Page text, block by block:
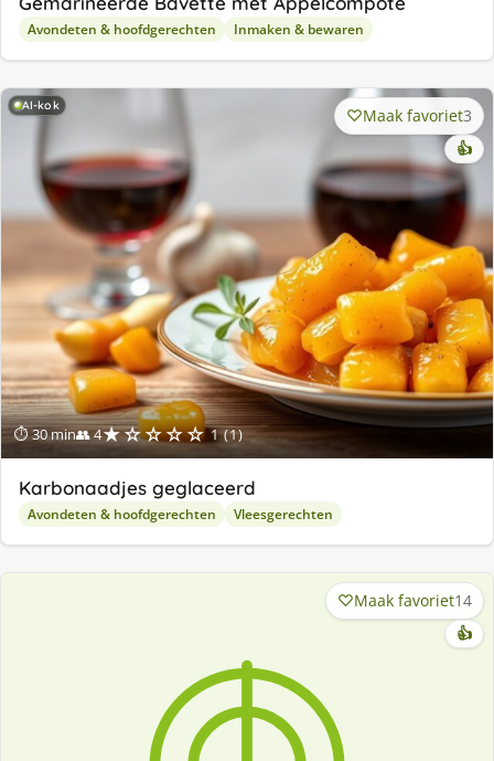
Avondeten & hoofdgerechten Inmaken & bewaren
AI-kok
⏱ 30 min👥 4★☆☆☆☆ 1 (1)
Maak favoriet3
👍
Karbonaadjes geglaceerd
Avondeten & hoofdgerechten Vleesgerechten
Maak favoriet14
👍